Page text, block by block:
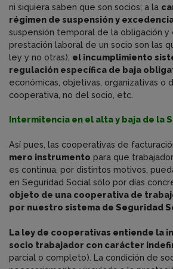
ni siquiera saben que son socios; a la
régimen de suspensión y
suspensión temporal de la obligación
prestación laboral de un socio son las
ley y no otras); el incumplimiento
regulación específica de baja
económicas, objetivas, organizativas o
cooperativa, no del socio, etc.
Intermitencia en el alta y baja de la
Así pues, las cooperativas de
mero instrumento para que
es continua, por distintos motivos,
en Seguridad Social sólo por días
objeto de una cooperativa de
por nuestro sistema de Seguridad
La ley de cooperativas entiende la
socio trabajador con carácter
parcial o completo). La condición de